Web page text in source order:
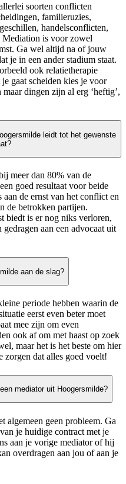
soorten conflicten
familieruzies,
handelsconflicten,
Mediation is voor zowel
Ga wel altijd na of jouw
je in een ander stadium staat.
ook relatietherapie
gaat scheiden kies je voor
dingen zijn al erg ‘heftig’,
leidt tot het gewenste
meer dan 80% van de
goed resultaat voor beide
de ernst van het conflict en
de betrokken partijen.
biedt is er nog niks verloren,
aan een advocaat uit
aan de slag?
periode hebben waarin de
eerst even beter moet
mee zijn om even
ook af om met haast op zoek
maar het is het beste om hier
zorgen dat alles goed voelt!
mediator uit Hoogersmilde?
algemeen geen probleem. Ga
je huidige contract met je
aan je vorige mediator of hij
overdragen aan jou of aan je